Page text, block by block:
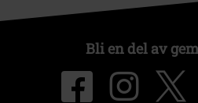
Bli en del av